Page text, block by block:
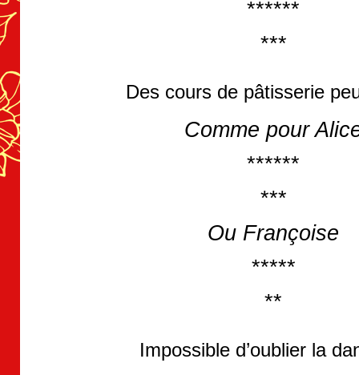
******
***
Des cours de pâtisserie
Comme pour
******
***
Ou Françoise
*****
**
Impossible d’oublier la